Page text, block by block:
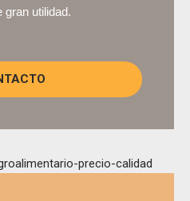
gran utilidad.